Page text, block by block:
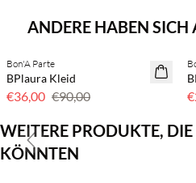
ANDERE HABEN SICH
60 % Rabatt
Bon'A Parte
BPlaura Kleid
€36,00 €90,00
WEITERE PRODUKTE,
KÖNNTEN
Kaufe mind. 2 & spare 20 %
Previous slide